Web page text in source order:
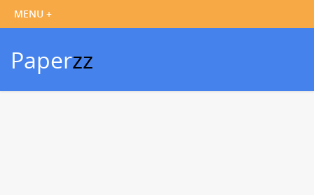
Paperzz